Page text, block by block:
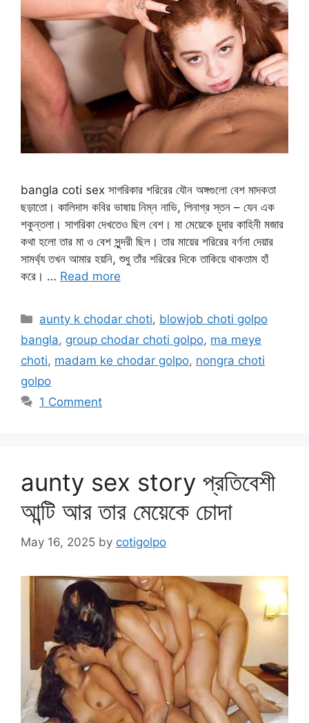
bangla coti sex সাগরিকার শরিরের যৌন অঙ্গগুলো বেশ মাদকতা
ছড়াতো। কালিদাস কবির ভাষায় নিম্ন নাভি, পিনাগ্র স্তন – যেন এক
শকুন্তলা। সাগরিকা দেখতেও ছিল বেশ। মা মেয়েকে চুদার কাহিনী মজার
কথা হলো তার মা ও বেশ সুন্দরী ছিল। তার মায়ের শরিরের বর্ণনা দেয়ার
সামর্থ্য তখন আমার হয়নি, শুধু তাঁর শরিরের দিকে তাকিয়ে থাকতাম হাঁ
করে। … Read more
Categories
aunty k chodar choti, blowjob choti golpo
bangla, group chodar choti golpo, ma meye
choti, madam ke chodar golpo, nongra choti
golpo
1 Comment
aunty sex story প্রতিবেশী
আন্টি আর তার মেয়েকে চোদা
May 16, 2025 by cotigolpo